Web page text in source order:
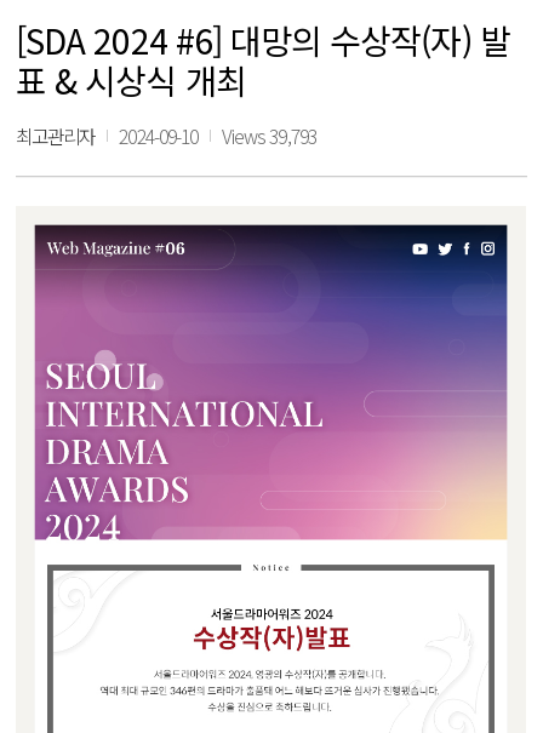
[SDA 2024 #6] 대망의 수상작(자) 발
표 & 시상식 개최
최고관리자 2024-09-10 Views 39,793